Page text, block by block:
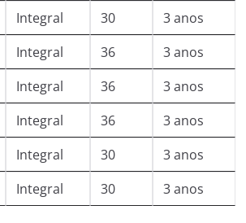
Integral 30
3 anos
Integral 36
3 anos
Integral 36
3 anos
Integral 36
3 anos
Integral 30
3 anos
Integral 30 3 anos